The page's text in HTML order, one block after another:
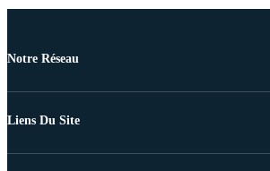
Notre Réseau
Liens Du Site